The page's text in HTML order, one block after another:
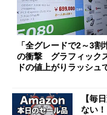
「全グレードで2～3割
の衝撃 グラフィック
ドの値上がりラッシュ
【毎
ない！